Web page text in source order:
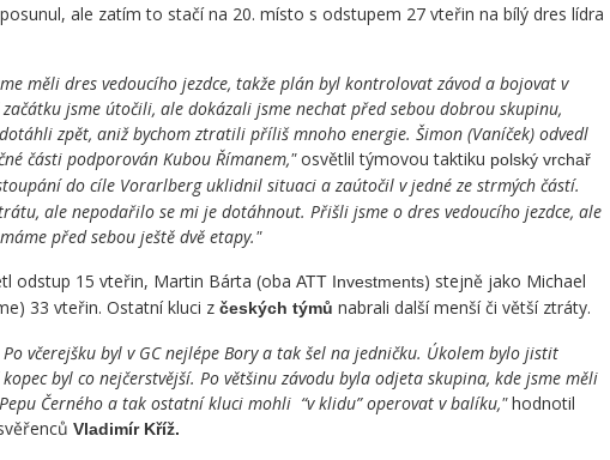
ale zatím to stačí na 20. místo s odstupem 27 vteřin na bílý dres lídra
měli dres vedoucího jezdce, takže plán byl kontrolovat závod a bojovat v
začátku jsme útočili, ale dokázali jsme nechat před sebou dobrou skupinu,
zpět, aniž bychom ztratili příliš mnoho energie. Šimon (Vaníček) odvedl
části podporován Kubou Římanem,"osvětlil týmovou taktiku polský vrchař
do cíle Vorarlberg uklidnil situaci a zaútočil v jedné ze strmých částí.
ale nepodařilo se mi je dotáhnout. Přišli jsme o dres vedoucího jezdce, ale
před sebou ještě dvě etapy."
odstup 15 vteřin, Martin Bárta (oba ATT Investments) stejně jako Michael
33 vteřin. Ostatní kluci z českých týmů nabrali další menší či větší ztráty.
Po včerejšku byl v GC nejlépe Bory a tak šel na jedničku. Úkolem bylo jistit
byl co nejčerstvější. Po většinu závodu byla odjeta skupina, kde jsme měli
Černého a tak ostatní kluci mohli “v klidu” operovat v balíku,"hodnotil
Vladimír Kříž.